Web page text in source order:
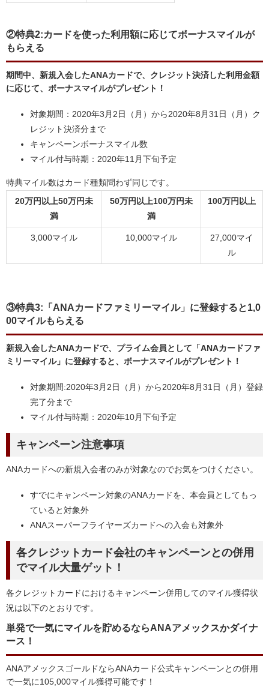
②特典2:カードを使った利用額に応じてボーナスマイルが
もらえる
期間中、新規入会したANAカードで、クレジット決済した利用金額
に応じて、ボーナスマイルがプレゼント！
対象期間：2020年3月2日（月）から2020年8月31日（月）ク
レジット決済分まで
キャンペーンボーナスマイル数
マイル付与時期：2020年11月下旬予定
特典マイル数はカード種類問わず同じです。
20万円以上50万円未
満
50万円以上100万円未
満
100万円以上
3,000マイル 10,000マイル
27,000マイ
ル
③特典3:「ANAカードファミリーマイル」に登録すると1,0
00マイルもらえる
新規入会したANAカードで、プライム会員として「ANAカードファ
ミリーマイル」に登録すると、ボーナスマイルがプレゼント！
対象期間:2020年3月2日（月）から2020年8月31日（月）登録
完了分まで
マイル付与時期：2020年10月下旬予定
キャンペーン注意事項
ANAカードへの新規入会者のみが対象なのでお気をつけください。
すでにキャンペーン対象のANAカードを、本会員としてもっ
ていると対象外
ANAスーパーフライヤーズカードへの入会も対象外
各クレジットカード会社のキャンペーンとの併用
でマイル大量ゲット！
各クレジットカードにおけるキャンペーン併用してのマイル獲得状
況は以下のとおりです。
単発で一気にマイルを貯めるならANAアメックスかダイナ
ース！
ANAアメックスゴールドならANAカード公式キャンペーンとの併用
で一気に105,000マイル獲得可能です！